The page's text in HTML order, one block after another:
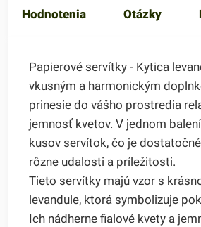
Hodnotenia Otázky
Papierové servítky - Kytica
vkusným a harmonickým
prinesie do vášho prostredia
jemnosť kvetov. V jednom
kusov servítok, čo je
rôzne udalosti a príležitosti.
Tieto servítky majú vzor s
levandule, ktorá symbolizuje
Ich nádherne fialové kvety a